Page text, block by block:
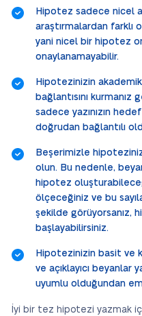
Hipotez sadece nicel
araştırmalardan farklı
yani nicel bir hipotez
onaylanamayabilir.
Hipotezinizin akademik
bağlantısını
sadece yazınızın
doğrudan bağlantılı
Beşerimizle
olun. Bu nedenle,
hipotez
ölçeceğiniz ve bu
şekilde görüyorsanız,
başlayabilirsiniz.
Hipotezinizin basit ve
ve açıklayıcı beyanlar
uyumlu olduğundan
İyi bir tez hipotezi yazmak